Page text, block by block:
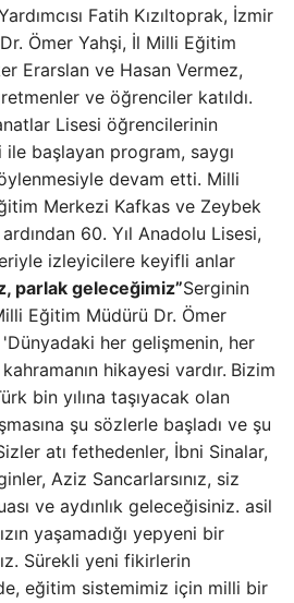
Fatih Kızıltoprak, İzmir
Ömer Yahşi, İl Milli Eğitim
Erarslan ve Hasan Vermez,
ve öğrenciler katıldı.
Lisesi öğrencilerinin
başlayan program, saygı
devam etti. Milli
Merkezi Kafkas ve Zeybek
60. Yıl Anadolu Lisesi,
izleyicilere keyifli anlar
parlak geleceğimiz”Serginin
Eğitim Müdürü Dr. Ömer
her gelişmenin, her
hikayesi vardır. Bizim
bin yılına taşıyacak olan
şu sözlerle başladı ve şu
atı fethedenler, İbni Sinalar,
Aziz Sancarlarsınız, siz
ve aydınlık geleceğisiniz. asil
yaşamadığı yepyeni bir
Sürekli yeni fikirlerin
eğitim sistemimiz için milli bir